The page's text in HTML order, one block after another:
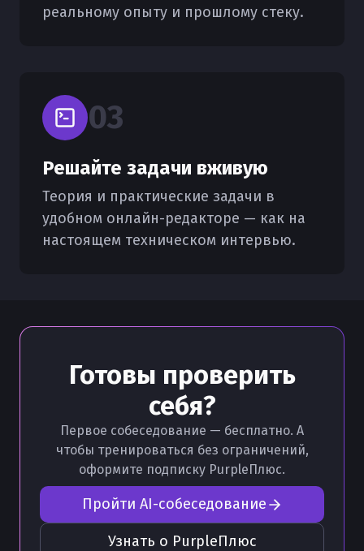
реальному опыту и прошлому стеку.
03
Решайте задачи вживую
Теория и практические задачи в
удобном онлайн-редакторе — как на
настоящем техническом интервью.
Готовы проверить
себя?
Первое собеседование — бесплатно. А
чтобы тренироваться без ограничений,
оформите подписку PurpleПлюс.
Пройти AI-собеседование
Узнать о PurpleПлюс